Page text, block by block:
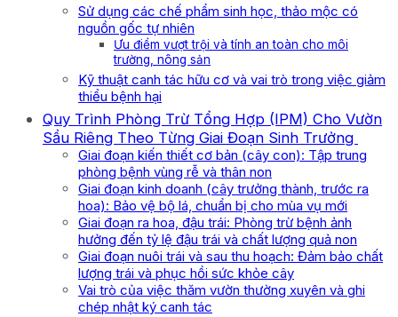
Sử dụng các chế phẩm sinh học, thảo mộc có
nguồn gốc tự nhiên
Ưu điểm vượt trội và tính an toàn cho môi
trường, nông sản
Kỹ thuật canh tác hữu cơ và vai trò trong việc giảm
thiểu bệnh hại
Quy Trình Phòng Trừ Tổng Hợp (IPM) Cho Vườn
Sầu Riêng Theo Từng Giai Đoạn Sinh Trưởng
Giai đoạn kiến thiết cơ bản (cây con): Tập trung
phòng bệnh vùng rễ và thân non
Giai đoạn kinh doanh (cây trưởng thành, trước ra
hoa): Bảo vệ bộ lá, chuẩn bị cho mùa vụ mới
Giai đoạn ra hoa, đậu trái: Phòng trừ bệnh ảnh
hưởng đến tỷ lệ đậu trái và chất lượng quả non
Giai đoạn nuôi trái và sau thu hoạch: Đảm bảo chất
lượng trái và phục hồi sức khỏe cây
Vai trò của việc thăm vườn thường xuyên và ghi
chép nhật ký canh tác